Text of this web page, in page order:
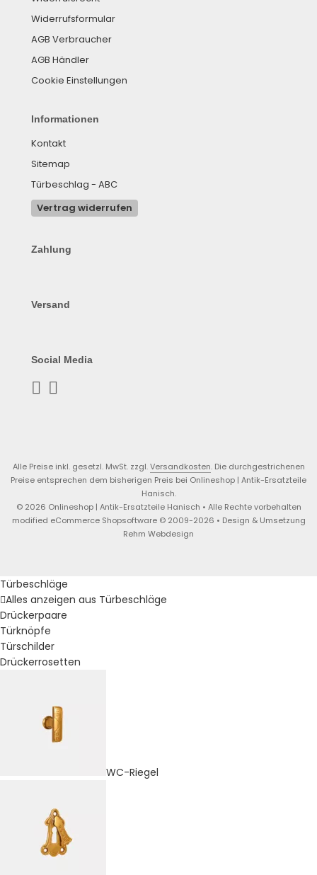
Widerrufsformular
AGB Verbraucher
AGB Händler
Cookie Einstellungen
Informationen
Kontakt
Sitemap
Türbeschlag - ABC
Vertrag widerrufen
Zahlung
Versand
Social Media
Alle Preise inkl. gesetzl. MwSt. zzgl.Versandkosten. Die durchgestrichenen
Preise entsprechen dem bisherigen Preis bei Onlineshop | Antik-Ersatzteile
Hanisch.
© 2026 Onlineshop | Antik-Ersatzteile Hanisch • Alle Rechte vorbehalten
modified eCommerce Shopsoftware © 2009-2026 • Design & Umsetzung
Rehm Webdesign
Türbeschläge
Alles anzeigen aus Türbeschläge
Drückerpaare
Türknöpfe
Türschilder
Drückerrosetten
WC-Riegel